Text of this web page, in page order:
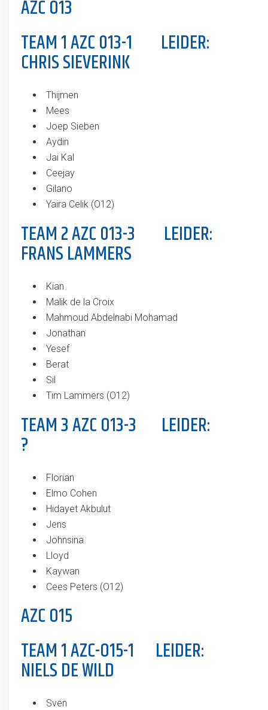
AZC O13
TEAM 1 AZC 013-1 LEIDER:
CHRIS SIEVERINK
Thijmen
Mees
Joep Sieben
Aydin
Jai Kal
Ceejay
Gilano
Yaira Celik (O12)
TEAM 2 AZC 013-3 LEIDER:
FRANS LAMMERS
Kian
Malik de la Croix
Mahmoud Abdelnabi Mohamad
Jonathan
Yesef
Berat
Sil
Tim Lammers (O12)
TEAM 3 AZC O13-3 LEIDER:
?
Florian
Elmo Cohen
Hidayet Akbulut
Jens
Johnsina
Lloyd
Kaywan
Cees Peters (O12)
AZC O15
TEAM 1 AZC-O15-1 LEIDER:
NIELS DE WILD
Sven